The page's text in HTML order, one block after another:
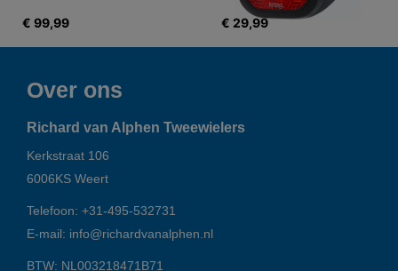
€ 99,99 € 29,99
Over ons
Richard van Alphen Tweewielers
Kerkstraat 106
6006KS Weert
Telefoon: +31-495-532731
E-mail: info@richardvanalphen.nl
BTW: NL003218471B71